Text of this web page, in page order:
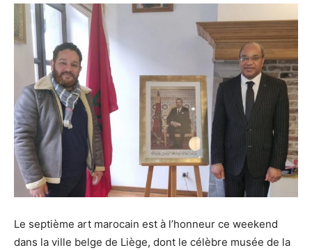
Le septième art marocain est à l’honneur ce weekend
dans la ville belge de Liège, dont le célèbre musée de la